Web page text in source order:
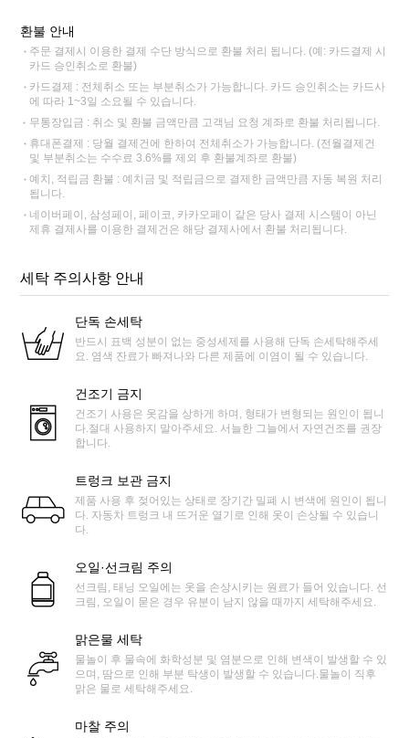
환불 안내
주문 결제시 이용한 결제 수단 방식으로 환불 처리 됩니다. (예: 카드결제 시
카드 승인취소로 환불)
카드결제 : 전체취소 또는 부분취소가 가능합니다. 카드 승인취소는 카드사
에 따라 1~3일 소요될 수 있습니다.
무통장입금 : 취소 및 환불 금액만큼 고객님 요청 계좌로 환불 처리됩니다.
휴대폰결제 : 당월 결제건에 한하여 전체취소가 가능합니다. (전월결제건
및 부분취소는 수수료 3.6%를 제외 후 환불계좌로 환불)
예치, 적립금 환불 : 예치금 및 적립금으로 결제한 금액만큼 자동 복원 처리
됩니다.
네이버페이, 삼성페이, 페이코, 카카오페이 같은 당사 결제 시스템이 아닌
제휴 결제사를 이용한 결제건은 해당 결제사에서 환불 처리됩니다.
세탁 주의사항 안내
단독 손세탁
반드시 표백 성분이 없는 중성세제를 사용해 단독 손세탁해주세
요. 염색 잔료가 빠져나와 다른 제품에 이염이 될 수 있습니다.
건조기 금지
건조기 사용은 옷감을 상하게 하며, 형태가 변형되는 원인이 됩니
다.절대 사용하지 말아주세요. 서늘한 그늘에서 자연건조를 권장
합니다.
트렁크 보관 금지
제품 사용 후 젖어있는 상태로 장기간 밀폐 시 변색에 원인이 됩니
다. 자동차 트렁크 내 뜨거운 열기로 인해 옷이 손상될 수 있습니
다.
오일·선크림 주의
선크림, 태닝 오일에는 옷을 손상시키는 원료가 들어 있습니다. 선
크림, 오일이 묻은 경우 유분이 남지 않을 때까지 세탁해주세요.
맑은물 세탁
물놀이 후 물속에 화학성분 및 염분으로 인해 변색이 발생할 수 있
으며, 땀으로 인해 부분 탁생이 발생할 수 있습니다.물놀이 직후
맑은 물로 세탁해주세요.
마찰 주의